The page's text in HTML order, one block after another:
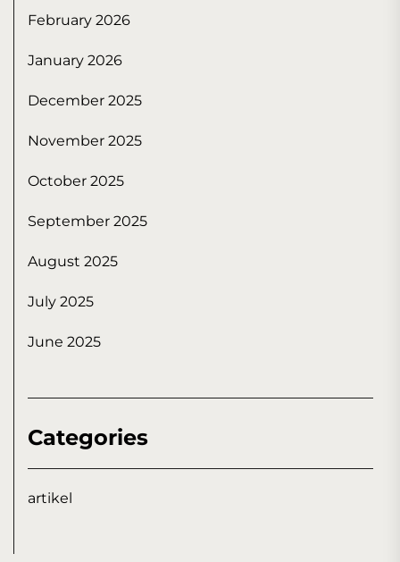
February 2026
January 2026
December 2025
November 2025
October 2025
September 2025
August 2025
July 2025
June 2025
Categories
artikel